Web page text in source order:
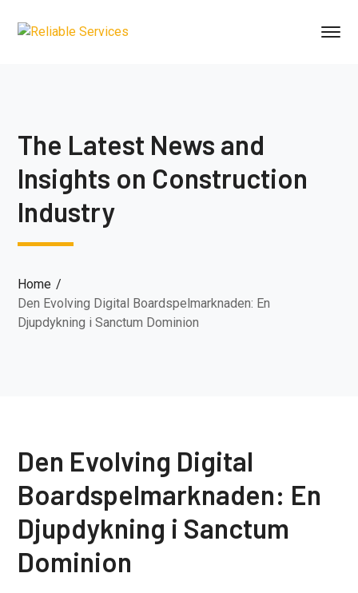
The Latest News and
Insights on Construction
Industry
Home
Den Evolving Digital Boardspelmarknaden: En
Djupdykning i Sanctum Dominion
Den Evolving Digital
Boardspelmarknaden: En
Djupdykning i Sanctum
Dominion